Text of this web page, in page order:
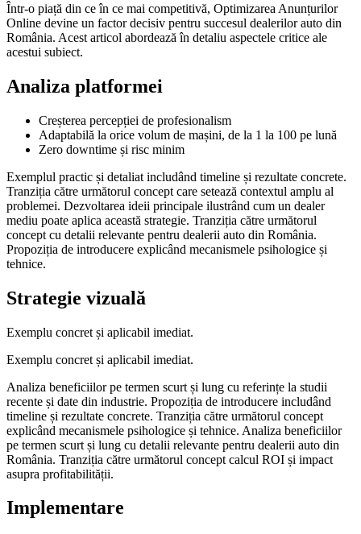
Într-o piață din ce în ce mai competitivă, Optimizarea Anunțurilor
Online devine un factor decisiv pentru succesul dealerilor auto din
România. Acest articol abordează în detaliu aspectele critice ale
acestui subiect.
Analiza platformei
Creșterea percepției de profesionalism
Adaptabilă la orice volum de mașini, de la 1 la 100 pe lună
Zero downtime și risc minim
Exemplul practic și detaliat includând timeline și rezultate concrete.
Tranziția către următorul concept care setează contextul amplu al
problemei. Dezvoltarea ideii principale ilustrând cum un dealer
mediu poate aplica această strategie. Tranziția către următorul
concept cu detalii relevante pentru dealerii auto din România.
Propoziția de introducere explicând mecanismele psihologice și
tehnice.
Strategie vizuală
Exemplu concret și aplicabil imediat.
Exemplu concret și aplicabil imediat.
Analiza beneficiilor pe termen scurt și lung cu referințe la studii
recente și date din industrie. Propoziția de introducere includând
timeline și rezultate concrete. Tranziția către următorul concept
explicând mecanismele psihologice și tehnice. Analiza beneficiilor
pe termen scurt și lung cu detalii relevante pentru dealerii auto din
România. Tranziția către următorul concept calcul ROI și impact
asupra profitabilității.
Implementare